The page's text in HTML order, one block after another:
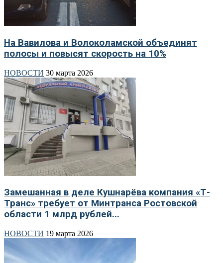
На Вавилова и Волоколамской объединят
полосы и повысят скорость на 10%
НОВОСТИ 30 марта 2026
Замешанная в деле Кушнарёва компания «Т-
Транс» требует от Минтранса Ростовской
области 1 млрд рублей...
НОВОСТИ 19 марта 2026